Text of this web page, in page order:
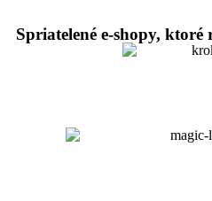
Spriatelené e-shopy,